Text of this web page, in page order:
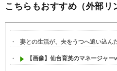
こちらもおすすめ（外部リ
妻との生活が、夫をうつへ追い込ん
【画像】仙台育英のマネージャ